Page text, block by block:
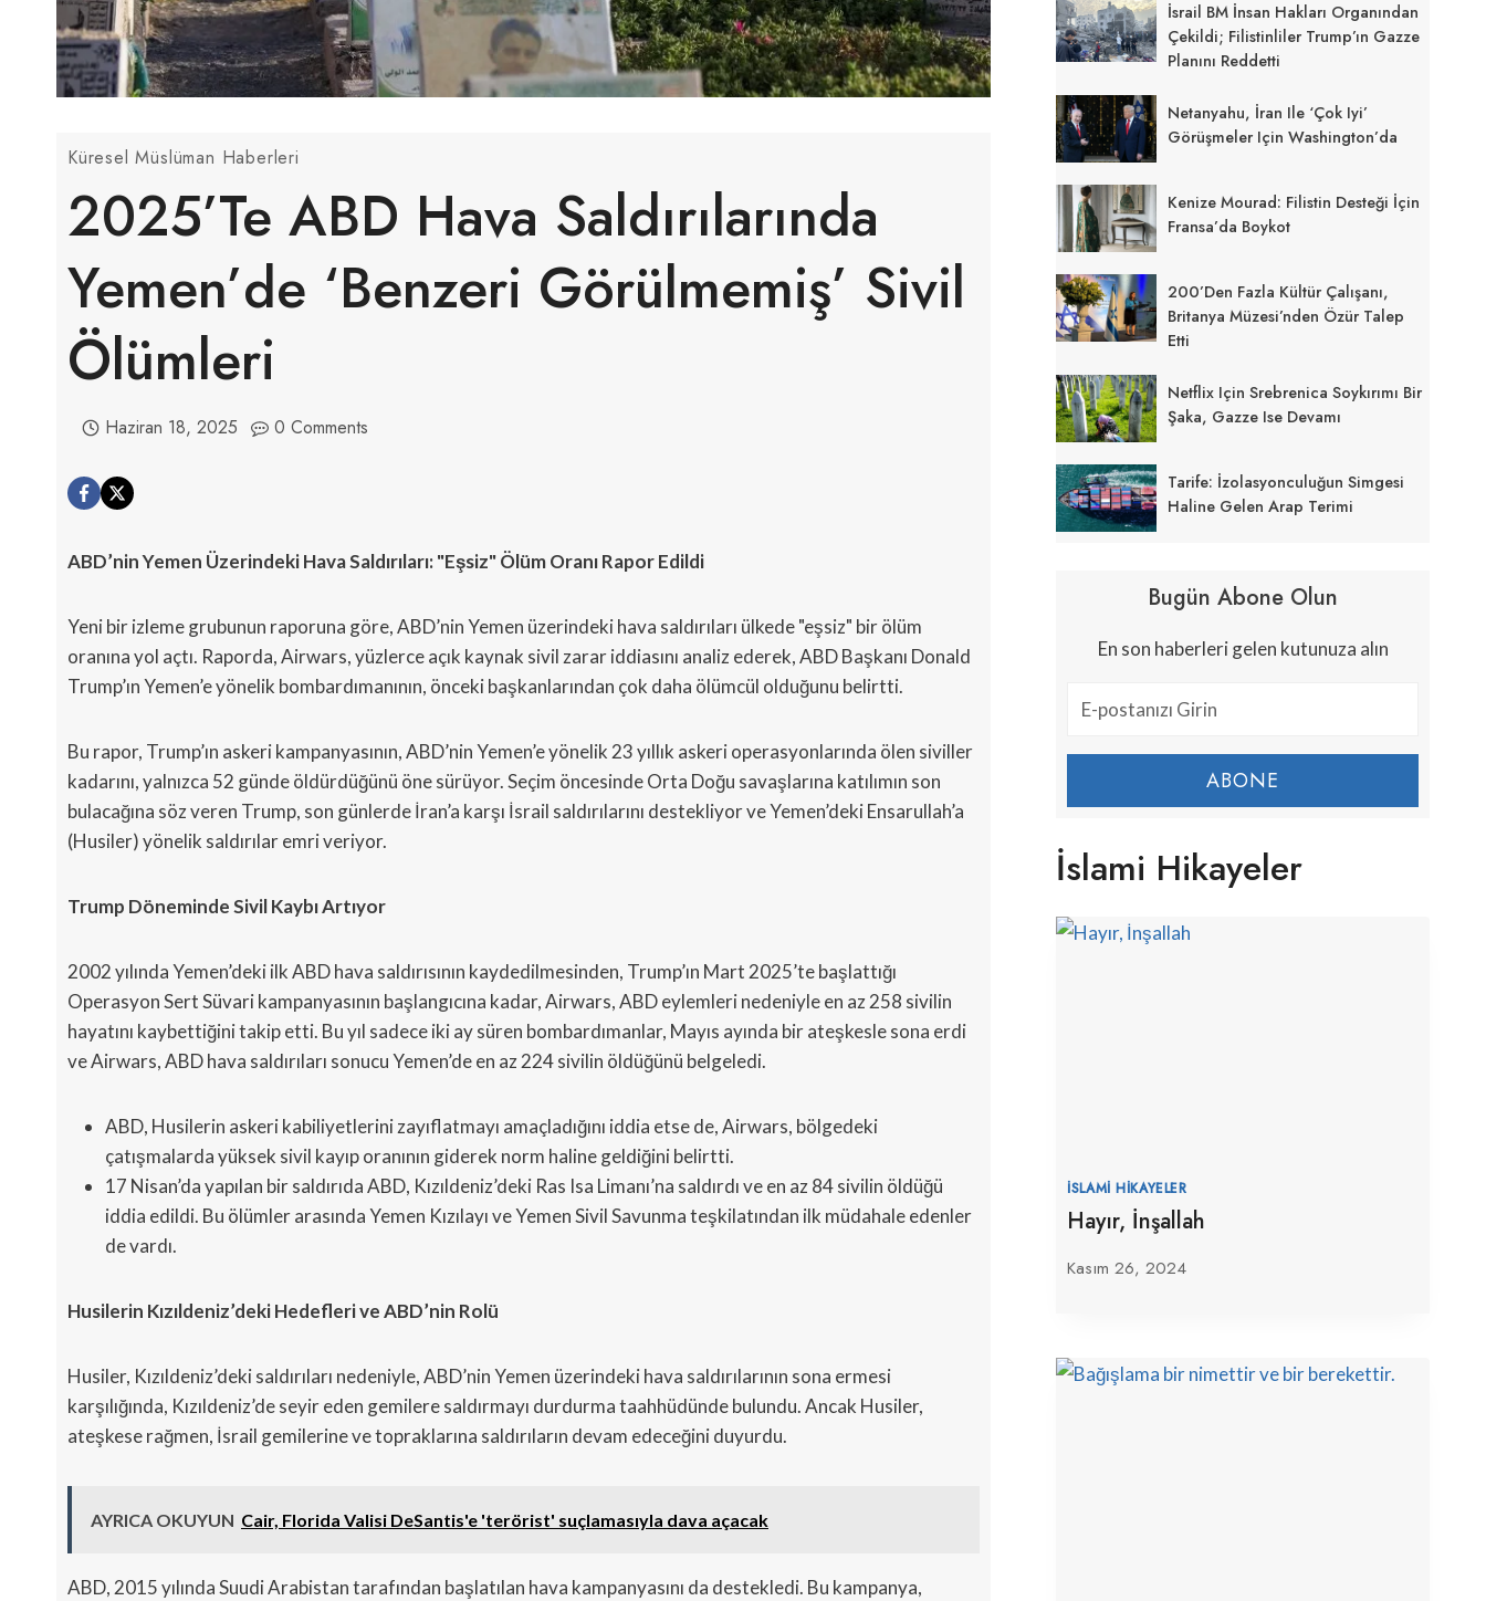
Küresel Müslüman Haberleri
2025’te ABD Hava Saldırılarında
Yemen’de ‘benzeri Görülmemiş’ Sivil
Ölümleri
Haziran 18, 2025 0 Comments
ABD’nin Yemen Üzerindeki Hava Saldırıları: "Eşsiz" Ölüm Oranı Rapor Edildi
Yeni bir izleme grubunun raporuna göre, ABD’nin Yemen üzerindeki hava saldırıları ülkede "eşsiz" bir ölüm
oranına yol açtı. Raporda, Airwars, yüzlerce açık kaynak sivil zarar iddiasını analiz ederek, ABD Başkanı Donald
Trump’ın Yemen’e yönelik bombardımanının, önceki başkanlarından çok daha ölümcül olduğunu belirtti.
Bu rapor, Trump’ın askeri kampanyasının, ABD’nin Yemen’e yönelik 23 yıllık askeri operasyonlarında ölen siviller
kadarını, yalnızca 52 günde öldürdüğünü öne sürüyor. Seçim öncesinde Orta Doğu savaşlarına katılımın son
bulacağına söz veren Trump, son günlerde İran’a karşı İsrail saldırılarını destekliyor ve Yemen’deki Ensarullah’a
(Husiler) yönelik saldırılar emri veriyor.
Trump Döneminde Sivil Kaybı Artıyor
2002 yılında Yemen’deki ilk ABD hava saldırısının kaydedilmesinden, Trump’ın Mart 2025’te başlattığı
Operasyon Sert Süvari kampanyasının başlangıcına kadar, Airwars, ABD eylemleri nedeniyle en az 258 sivilin
hayatını kaybettiğini takip etti. Bu yıl sadece iki ay süren bombardımanlar, Mayıs ayında bir ateşkesle sona erdi
ve Airwars, ABD hava saldırıları sonucu Yemen’de en az 224 sivilin öldüğünü belgeledi.
ABD, Husilerin askeri kabiliyetlerini zayıflatmayı amaçladığını iddia etse de, Airwars, bölgedeki
çatışmalarda yüksek sivil kayıp oranının giderek norm haline geldiğini belirtti.
17 Nisan’da yapılan bir saldırıda ABD, Kızıldeniz’deki Ras Isa Limanı’na saldırdı ve en az 84 sivilin öldüğü
iddia edildi. Bu ölümler arasında Yemen Kızılayı ve Yemen Sivil Savunma teşkilatından ilk müdahale edenler
de vardı.
Husilerin Kızıldeniz’deki Hedefleri ve ABD’nin Rolü
Husiler, Kızıldeniz’deki saldırıları nedeniyle, ABD’nin Yemen üzerindeki hava saldırılarının sona ermesi
karşılığında, Kızıldeniz’de seyir eden gemilere saldırmayı durdurma taahhüdünde bulundu. Ancak Husiler,
ateşkese rağmen, İsrail gemilerine ve topraklarına saldırıların devam edeceğini duyurdu.
AYRICA OKUYUN Cair, Florida Valisi DeSantis'e 'terörist' suçlamasıyla dava açacak
ABD, 2015 yılında Suudi Arabistan tarafından başlatılan hava kampanyasını da destekledi. Bu kampanya,
İsrail BM İnsan Hakları Organından
Çekildi; Filistinliler Trump’ın Gazze
Planını Reddetti
Netanyahu, İran Ile ‘çok Iyi’
Görüşmeler Için Washington’da
Kenize Mourad: Filistin Desteği İçin
Fransa’da Boykot
200’den Fazla Kültür Çalışanı,
Britanya Müzesi’nden Özür Talep
Etti
Netflix Için Srebrenica Soykırımı Bir
Şaka, Gazze Ise Devamı
Tarife: İzolasyonculuğun Simgesi
Haline Gelen Arap Terimi
Bugün Abone Olun
En son haberleri gelen kutunuza alın
ABONE
İslami Hikayeler
İSLAMI HIKAYELER
Hayır, İnşallah
Kasım 26, 2024